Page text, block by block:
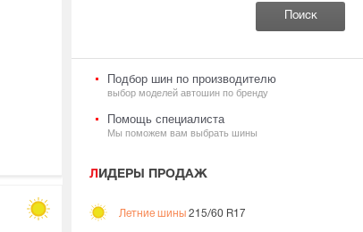
Подбор шин по производителю
выбор моделей автошин по бренду
Помощь специалиста
Мы поможем вам выбрать шины
ЛИДЕРЫ ПРОДАЖ
Летние шины 215/60 R17